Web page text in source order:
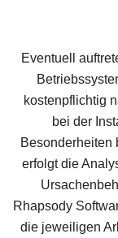
Eventuell
kostenpflichtig
bei der
Besonderheiten
erfolgt die
Rhapsody
die jeweiligen